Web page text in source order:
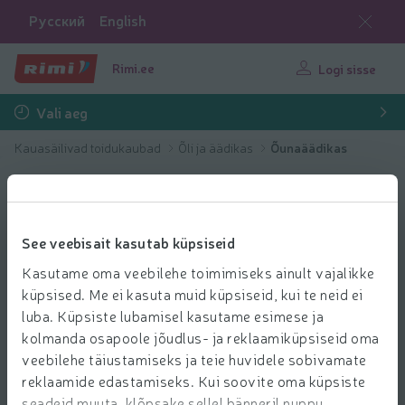
See veebisait kasutab küpsiseid
Kasutame oma veebilehe toimimiseks ainult vajalikke
küpsised. Me ei kasuta muid küpsiseid, kui te neid ei
luba. Küpsiste lubamisel kasutame esimese ja
kolmanda osapoole jõudlus- ja reklaamiküpsiseid oma
veebilehe täiustamiseks ja teie huvidele sobivamate
reklaamide edastamiseks. Kui soovite oma küpsiste
Русский English
Rimi.ee Logi sisse
Vali aeg
Kauasäilivad toidukaubad Õli ja äädikas Õunaäädikas